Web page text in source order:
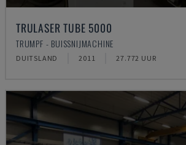
TRULASER TUBE 5000
TRUMPF - BUISSNIJMACHINE
DUITSLAND 2011 27.772 UUR